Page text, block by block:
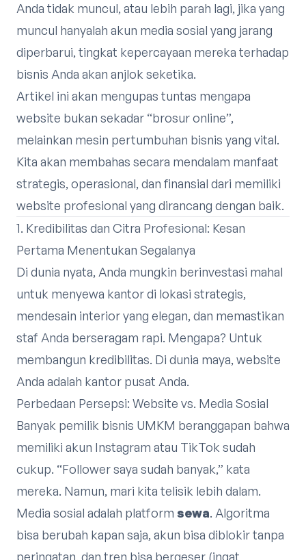
Anda tidak muncul, atau lebih parah lagi, jika yang
muncul hanyalah akun media sosial yang jarang
diperbarui, tingkat kepercayaan mereka terhadap
bisnis Anda akan anjlok seketika.
Artikel ini akan mengupas tuntas mengapa
website bukan sekadar “brosur online”,
melainkan mesin pertumbuhan bisnis yang vital.
Kita akan membahas secara mendalam manfaat
strategis, operasional, dan finansial dari memiliki
website profesional yang dirancang dengan baik.
1. Kredibilitas dan Citra Profesional: Kesan
Pertama Menentukan Segalanya
Di dunia nyata, Anda mungkin berinvestasi mahal
untuk menyewa kantor di lokasi strategis,
mendesain interior yang elegan, dan memastikan
staf Anda berseragam rapi. Mengapa? Untuk
membangun kredibilitas. Di dunia maya, website
Anda adalah kantor pusat Anda.
Perbedaan Persepsi: Website vs. Media Sosial
Banyak pemilik bisnis UMKM beranggapan bahwa
memiliki akun Instagram atau TikTok sudah
cukup. “Follower saya sudah banyak,” kata
mereka. Namun, mari kita telisik lebih dalam.
Media sosial adalah platform sewa. Algoritma
bisa berubah kapan saja, akun bisa diblokir tanpa
peringatan, dan tren bisa bergeser (ingat